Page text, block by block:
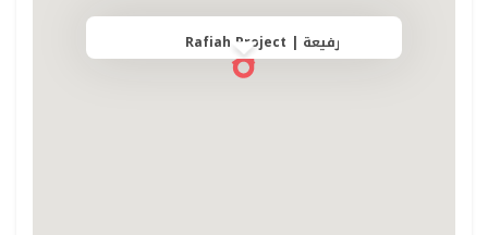
🧺 غرفة غسيل | Laundry room
🧹 غرفة خادمة | Maid’s room"
مشروع رفيعة | Rafiah Project